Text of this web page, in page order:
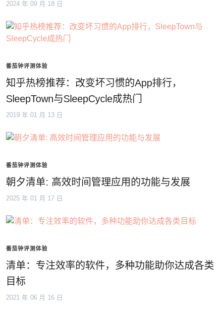
2024 年 09 月 18 日
番茄钟评测体验
知乎热榜推荐：改变坏习惯的App排行，
SleepTown与SleepCycle成热门
2019 年 01 月 13 日
番茄钟评测体验
朝夕清单: 高效时间管理应用的功能与发展
2025 年 01 月 17 日
番茄钟评测体验
清单：专注效率的软件，多种功能助你达成各类
目标
2021 年 06 月 16 日